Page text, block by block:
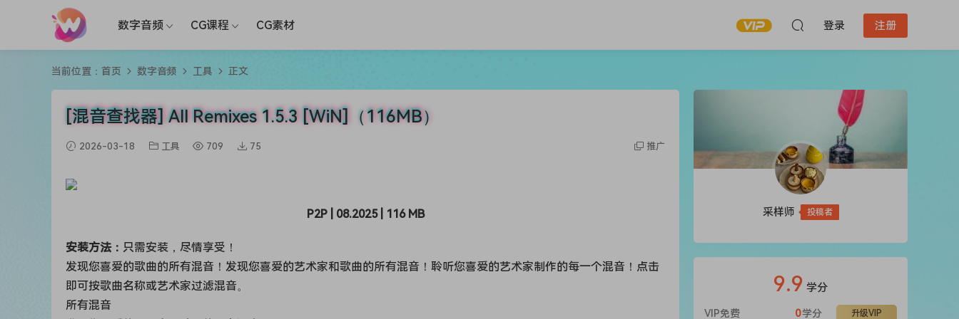
数字音频 CG课程 CG素材 登录 注册
当前位置： 首页 数字音频 工具 正文
[混音查找器] All Remixes 1.5.3 [WiN]（116MB）
2026-03-18 工具 709 75 推广
P2P | 08.2025 | 116 MB
安装方法： 只需安装，尽情享受！
发现您喜爱的歌曲的所有混音！发现您喜爱的艺术家和歌曲的所有混音！聆听您喜爱的艺术家制作的每一个混音！点击
即可按歌曲名称或艺术家过滤混音。
所有混音
采样师 投稿者
9.9 学分
VIP免费 升级VIP
0学分